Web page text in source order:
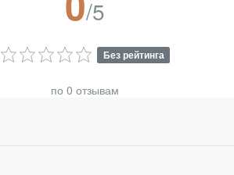
/5
Без рейтинга
по 0 отзывам